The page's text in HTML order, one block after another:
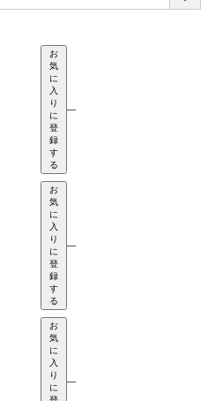
お
気
に
入
り
に
登
録
す
る
—
お
気
に
入
り
に
登
録
す
る
—
お
気
に
入
り
に
—